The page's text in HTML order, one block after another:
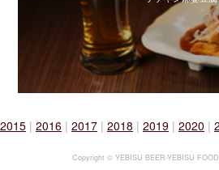
2015 | 2016 | 2017 | 2018 | 2019 | 2020 |
Copyright © YEBISU BEER-YEBISU